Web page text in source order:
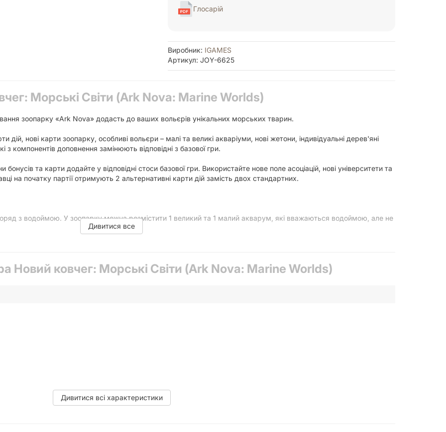
Глосарій
Виробник: IGAMES
Артикул: JOY-6625
Морські Світи (Ark Nova: Marine Worlds)
зоопарку «Ark Nova» додасть до ваших вольєрів унікальних морських тварин.
дій, нові карти зоопарку, особливі вольєри – малі та великі акваріуми, нові жетони, індивідуальні дерев'яні
з компонентів доповнення замінюють відповідні з базової гри.
та карти додайте у відповідні стоси базової гри. Використайте нове поле асоціацій, нові університети та
на початку партії отримують 2 альтернативні карти дій замість двох стандартних.
з водоймою. У зоопарку можна розмістити 1 великий та 1 малий акварум, які вважаються водоймою, але не
фанатів гри новими картами дій з цікавинками та потужними ефектами.
Дивитися все
Новий ковчег: Морські Світи (Ark Nova: Marine Worlds)
Дивитися всі характеристики